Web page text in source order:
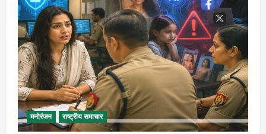
मनोरंजन राष्ट्रीय समाचार